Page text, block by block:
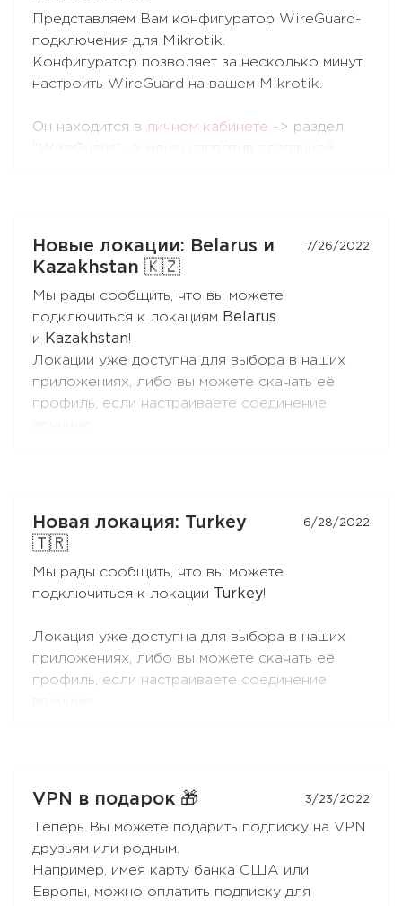
Представляем Вам конфигуратор WireGuard-
подключения для Mikrotik.
Конфигуратор позволяет за несколько минут
настроить WireGuard на вашем Mikrotik.
Он находится в личном кабинете -> раздел
трафика в WireGuard-соединение всех или
некоторых устройств в локальной сети за
Это может быть полезно, если вы хотите
подключить только одно или несколько
устройств в локальной сети к VPN - например,
TV-приставку для доступа к киносервису.
Конфигуратор доступен в меню личного
Новые локации: Belarus и
Kazakhstan 🇰🇿
7/26/2022
Мы рады сообщить, что вы можете
подключиться к локациям Belarus
и Kazakhstan!
Локации уже доступна для выбора в наших
приложениях, либо вы можете скачать её
профиль, если настраиваете соединение
Это означает, что Вы подключаетесь к
серверам в одной из стран с
законодательством, защищающем приватность
пользователей, затем через зашифрованный
туннель трафик направляется на сервер в
Это позволяет защитить от отслеживания ваш
IP-адрес в случае перехвата трафика
непосредственно у сервера в стране локации.
Новая локация: Turkey
🇹🇷
6/28/2022
Мы рады сообщить, что вы можете
подключиться к локации
Turkey!
Локация уже доступна для выбора в наших
приложениях, либо вы можете скачать её
профиль, если настраиваете соединение
обеспечить для вас наилучший сервис.
VPN в подарок 🎁 3/23/2022
Теперь Вы можете подарить подписку на VPN
друзьям или родным.
Например, имея карту банка США или
Европы, можно оплатить подписку для